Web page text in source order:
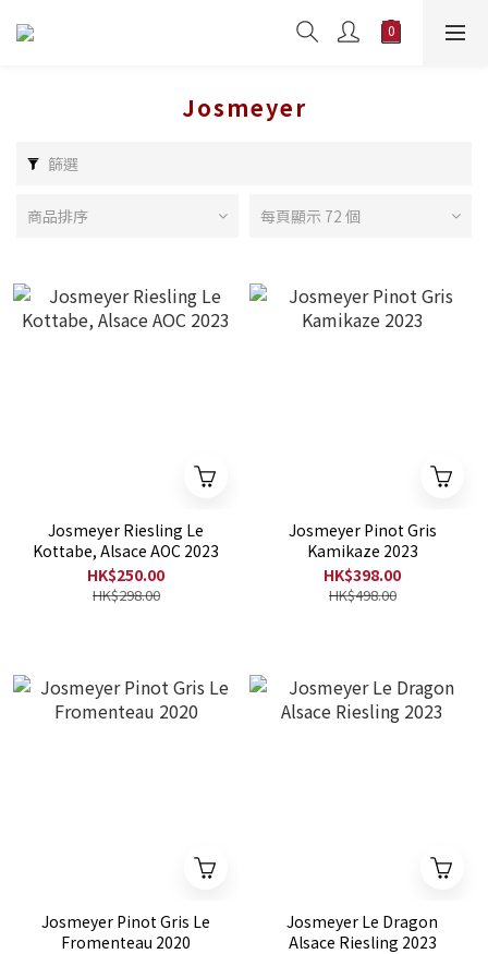
Josmeyer
篩選
商品排序 每頁顯示 72 個
Josmeyer Riesling Le
Kottabe, Alsace AOC 2023
HK$250.00
HK$298.00
Josmeyer Pinot Gris
Kamikaze 2023
HK$398.00
HK$498.00
Josmeyer Pinot Gris Le
Fromenteau 2020
Josmeyer Le Dragon
Alsace Riesling 2023